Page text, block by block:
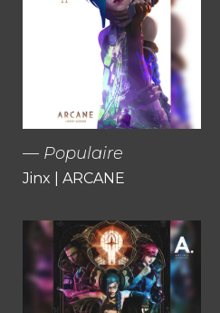
Populaire
Jinx | ARCANE